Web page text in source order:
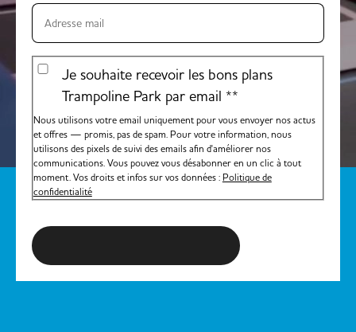
Je souhaite recevoir les bons plans
Trampoline Park par email **
Nous utilisons votre email uniquement pour vous envoyer nos actus
et offres — promis, pas de spam. Pour votre information, nous
utilisons des pixels de suivi des emails afin d'améliorer nos
communications. Vous pouvez vous désabonner en un clic à tout
moment. Vos droits et infos sur vos données : Politique de
confidentialité